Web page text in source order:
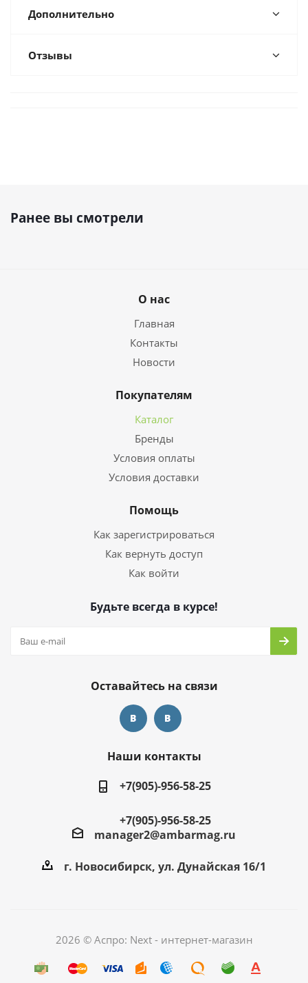
Дополнительно
Отзывы
Ранее вы смотрели
О нас
Главная
Контакты
Новости
Покупателям
Каталог
Бренды
Условия оплаты
Условия доставки
Помощь
Как зарегистрироваться
Как вернуть доступ
Как войти
Будьте всегда в курсе!
Оставайтесь на связи
Наши контакты
+7(905)-956-58-25
+7(905)-956-58-25
manager2@ambarmag.ru
г. Новосибирск, ул. Дунайская 16/1
2026 © Аспро: Next - интернет-магазин